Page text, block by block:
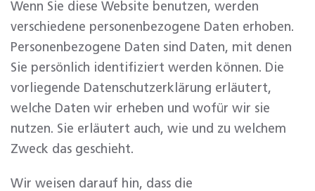
Wenn Sie diese Website benutzen, werden
verschiedene personenbezogene Daten erhoben.
Personenbezogene Daten sind Daten, mit denen
Sie persönlich identifiziert werden können. Die
vorliegende Datenschutzerklärung erläutert,
welche Daten wir erheben und wofür wir sie
nutzen. Sie erläutert auch, wie und zu welchem
Zweck das geschieht.
Wir weisen darauf hin, dass die